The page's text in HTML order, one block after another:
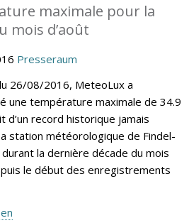
maximale pour la
mois d’août
Presseraum
26/08/2016, MeteoLux a
une température maximale de 34.9
d’un record historique jamais
station météorologique de Findel-
la dernière décade du mois
le début des enregistrements